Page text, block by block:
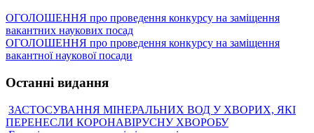
ОГОЛОШЕННЯ про проведення конкурсу на заміщення
вакантних наукових посад
ОГОЛОШЕННЯ про проведення конкурсу на заміщення
вакантної наукової посади
Останні видання
ЗАСТОСУВАННЯ МІНЕРАЛЬНИХ ВОД У ХВОРИХ, ЯКІ
ПЕРЕНЕСЛИ КОРОНАВІРУСНУ ХВОРОБУ